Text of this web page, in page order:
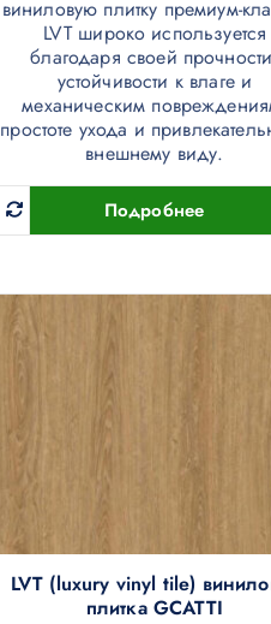
виниловую плитку премиум-
LVT широко используется
благодаря своей
устойчивости к влаге и
механическим
простоте ухода и
внешнему виду.
Подробнее
LVT (luxury vinyl tile)
плитка GCATTI